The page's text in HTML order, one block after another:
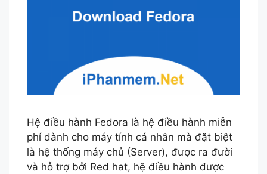
Hệ điều hành Fedora là hệ điều hành miễn
phí dành cho máy tính cá nhân mà đặt biệt
là hệ thống máy chủ (Server), được ra đười
và hỗ trợ bởi Red hat, hệ điều hành được